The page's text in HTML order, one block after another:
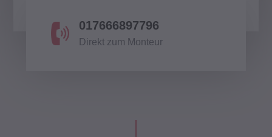
017666897796
Direkt zum Monteur